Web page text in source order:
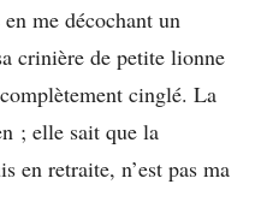
me décochant un
crinière de petite lionne
cinglé. La
; elle sait que la
en retraite, n’est pas ma